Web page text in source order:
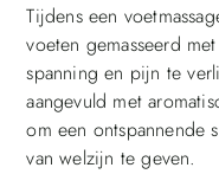
Tijdens een
voeten gemasseerd
spanning en pijn te
aangevuld met
om een ontspannende
van welzijn te geven.